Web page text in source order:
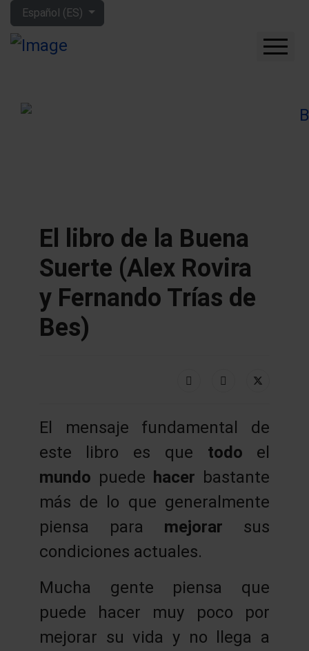
Seleccione su idioma
Español (ES)
APRENDE MÁS
El libro de la Buena
Suerte (Alex Rovira
y Fernando Trías de
Bes)
El mensaje fundamental de
este libro es que todo el
mundo puede hacer bastante
más de lo que generalmente
piensa para mejorar sus
condiciones actuales.
Mucha gente piensa que
puede hacer muy poco por
mejorar su vida y no llega a